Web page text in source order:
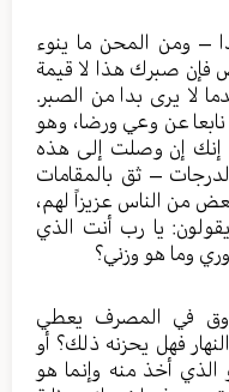
– ومن المحن ما ينوء
فإن صبرك هذا لا قيمة
لا يرى بدا من الصبر.
عن وعي ورضا، وهو
إنك إن وصلت إلى هذه
– ثق بالمقامات
من الناس عزيزاً لهم،
يقولون: يا رب أنت الذي
وما هو وزني؟
في المصرف يعطي
فهل يحزنه ذلك؟ أو
أخذ منه وإنما هو